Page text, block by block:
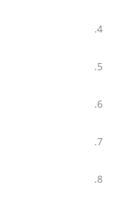
4.
5.
6.
7.
8.